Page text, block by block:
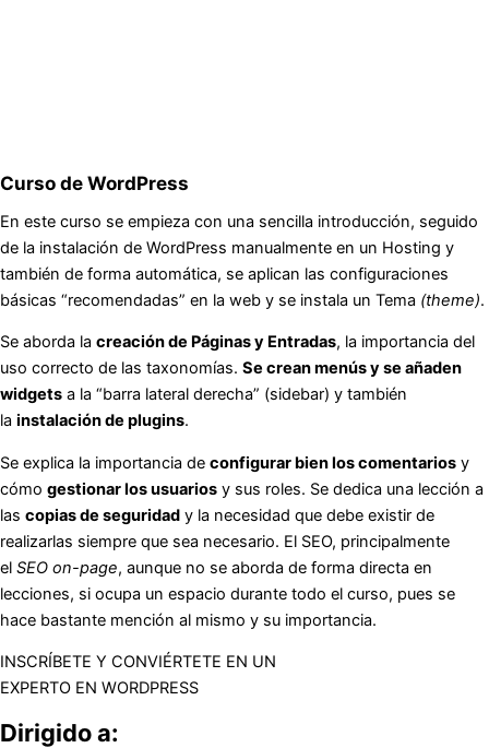
Curso de WordPress
En este curso se empieza con una sencilla introducción, seguido
de la instalación de WordPress manualmente en un Hosting y
también de forma automática, se aplican las configuraciones
básicas “recomendadas” en la web y se instala un Tema (theme).
Se aborda la creación de Páginas y Entradas, la importancia del
uso correcto de las taxonomías. Se crean menús y se añaden
widgets a la “barra lateral derecha” (sidebar) y también
la instalación de plugins.
Se explica la importancia de configurar bien los comentarios y
cómo gestionar los usuarios y sus roles. Se dedica una lección a
las copias de seguridad y la necesidad que debe existir de
realizarlas siempre que sea necesario. El SEO, principalmente
el SEO on-page, aunque no se aborda de forma directa en
lecciones, si ocupa un espacio durante todo el curso, pues se
hace bastante mención al mismo y su importancia.
INSCRÍBETE Y CONVIÉRTETE EN UN
EXPERTO EN WORDPRESS
Dirigido a: